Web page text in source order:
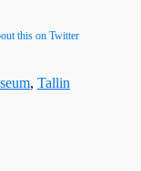
, Tallin